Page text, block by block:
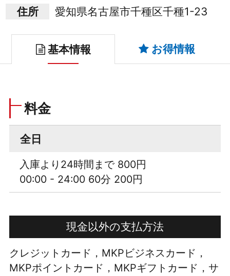
住所
愛知県名古屋市千種区千種1-23
基本情報 お得情報
料金
全日
入庫より24時間まで 800円
00:00 - 24:00 60分 200円
現金以外の支払方法
クレジットカード，MKPビジネスカード，
MKPポイントカード，MKPギフトカード，サ